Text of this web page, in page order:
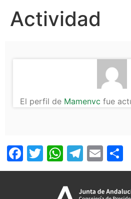
Actividad
El perfil de Mamenvc fue
Facebook
Twitter